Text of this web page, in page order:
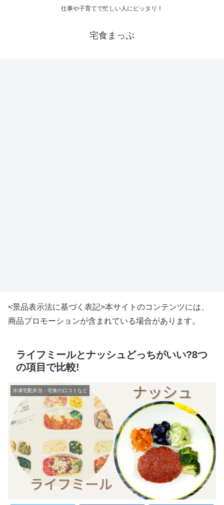
仕事や子育てで忙しい人にピッタリ！
宅食まっぷ
<景品表示法に基づく表記>本サイトのコンテンツには、
商品プロモーションが含まれている場合があります。
ライフミールとナッシュどっちがいい?8つ
の項目で比較!
冷凍宅配弁当・宅食の口コミなど